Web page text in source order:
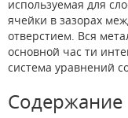
используемая для
ячейки в зазорах
отверстием. Вся
основной час ти
система уравнений
Содержание